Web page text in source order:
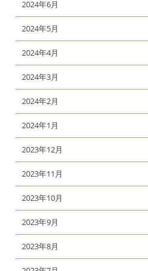
2024年6月
2024年5月
2024年4月
2024年3月
2024年2月
2024年1月
2023年12月
2023年11月
2023年10月
2023年9月
2023年8月